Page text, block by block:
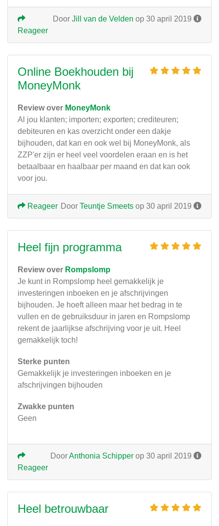
Door Jill van de Velden op 30 april 2019
Reageer
Online Boekhouden bij
MoneyMonk
Review over MoneyMonk
Al jou klanten; importen; exporten; crediteuren;
debiteuren en kas overzicht onder een dakje
bijhouden, dat kan en ook wel bij MoneyMonk, als
ZZP'er zijn er heel veel voordelen eraan en is het
betaalbaar en haalbaar per maand en dat kan ook
voor jou.
Door Teuntje Smeets op 30 april 2019
Reageer
Heel fijn programma
Review over Rompslomp
Je kunt in Rompslomp heel gemakkelijk je
investeringen inboeken en je afschrijvingen
bijhouden. Je hoeft alleen maar het bedrag in te
vullen en de gebruiksduur in jaren en Rompslomp
rekent de jaarlijkse afschrijving voor je uit. Heel
gemakkelijk toch!
Sterke punten
Gemakkelijk je investeringen inboeken en je
afschrijvingen bijhouden
Zwakke punten
Geen
DoorAnthonia Schipper op 30 april 2019
Reageer
Heel betrouwbaar